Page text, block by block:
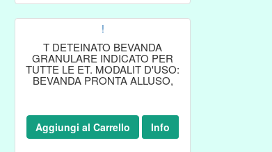
!
T DETEINATO BEVANDA
GRANULARE INDICATO PER
TUTTE LE ET. MODALIT D'USO:
BEVANDA PRONTA ALLUSO,
Aggiungi al Carrello Info